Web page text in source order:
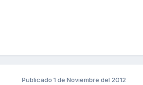
Publicado 1 de Noviembre del 2012